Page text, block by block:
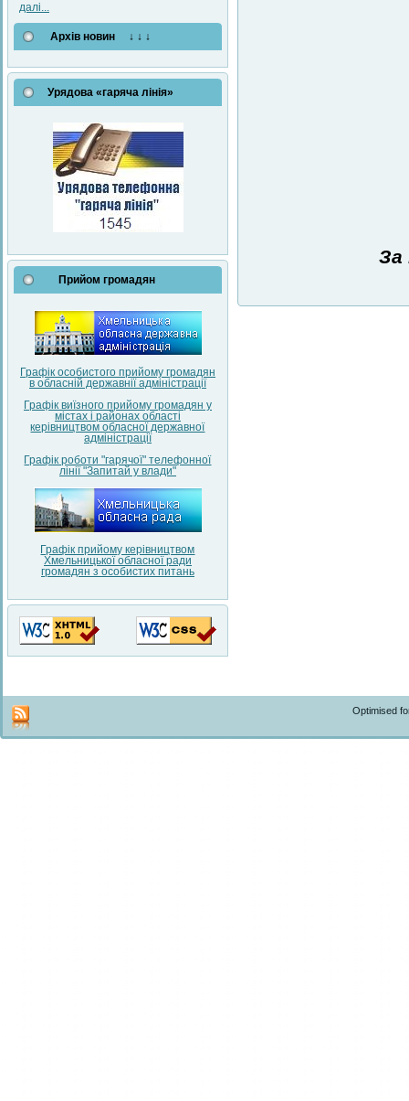
далі...
Архів новин ↓ ↓ ↓
Урядова «гаряча лінія»
Прийом громадян
Графік особистого прийому громадян
в обласній державнії адміністрації
Графік виїзного прийому громадян у
містах і районах області
керівництвом обласної державної
адміністрації
Графік роботи "гарячої" телефонної
лінії "Запитай у влади"
Графік прийому керівництвом
Хмельницької обласної ради
громадян з особистих питань
За
Optimised